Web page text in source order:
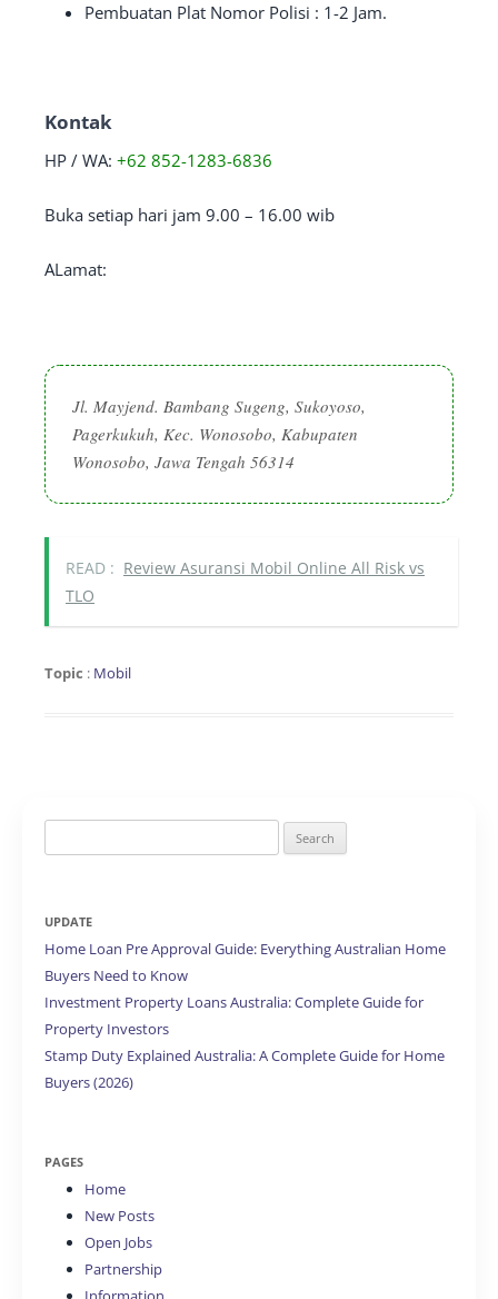
Pembuatan Plat Nomor Polisi : 1-2 Jam.
Kontak
HP / WA: +62 852-1283-6836
Buka setiap hari jam 9.00 – 16.00 wib
ALamat:
Jl. Mayjend. Bambang Sugeng, Sukoyoso,
Pagerkukuh, Kec. Wonosobo, Kabupaten
Wonosobo, Jawa Tengah 56314
READ : Review Asuransi Mobil Online All Risk vs
TLO
Topic : Mobil
for:
UPDATE
Home Loan Pre Approval Guide: Everything Australian Home
Buyers Need to Know
Investment Property Loans Australia: Complete Guide for
Property Investors
Stamp Duty Explained Australia: A Complete Guide for Home
Buyers (2026)
PAGES
Home
New Posts
Open Jobs
Partnership